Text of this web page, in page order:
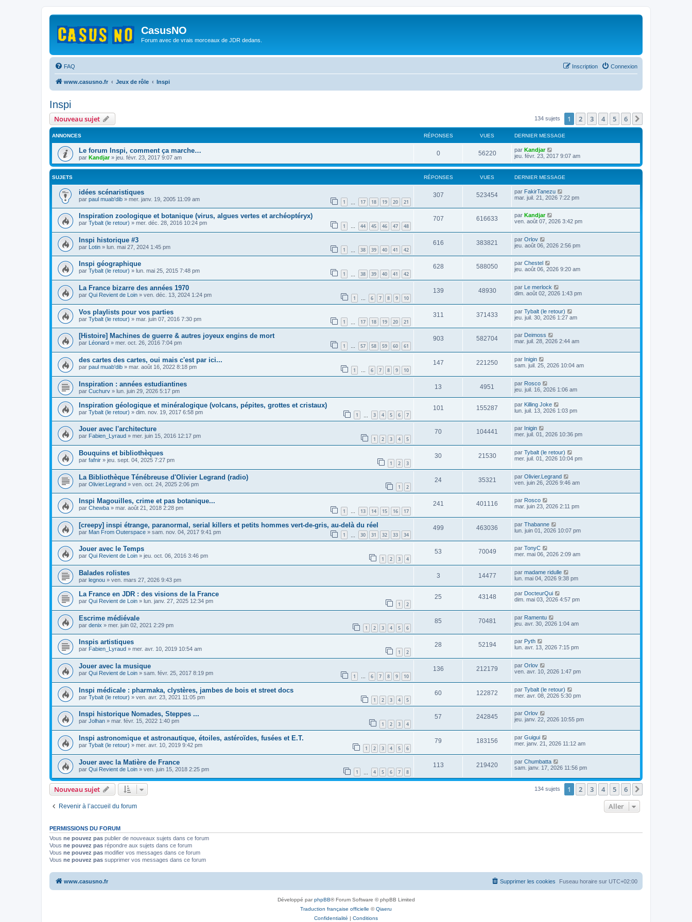
CasusNO
Forum avec de vrais morceaux de JDR dedans.
FAQ Connexion
Inscription
www.casusno.fr Jeux de rôle Inspi
Inspi
Nouveau sujet 134 sujets 1 2 3 4 5 6
ANNONCES RÉPONSES VUES DERNIER MESSAGE
Le forum Inspi, comment ça marche…
par Kandjar» jeu. févr. 23, 2017 9:07 am
0 56220 par Kandjar
jeu. févr. 23, 2017 9:07 am
SUJETS RÉPONSES VUES DERNIER MESSAGE
idées scénaristiques
par paul muab'dib » mer. janv. 19, 2005 11:09 am 1 17 18 19 20 21
307 523454 par FakirTanezu
mar. juil. 21, 2026 7:22 pm
Inspiration zoologique et botanique (virus, algues vertes et archéoptéryx)
par Tybalt (le retour) » mer. déc. 28, 2016 10:24 pm 1 … 44 45 46 47 48
707 616633 par Kandjar
ven. août 07, 2026 3:42 pm
Inspi historique #3
par Lotin » lun. mai 27, 2024 1:45 pm 1 38 39 40 41 42
616 383821 par Orlov
jeu. août 06, 2026 2:56 pm
Inspi géographique
par Tybalt (le retour) » lun. mai 25, 2015 7:48 pm 1 38 39 40 41 42
628 588050 par Chestel
jeu. août 06, 2026 9:20 am
La France bizarre des années 1970
par Qui Revient de Loin » ven. déc. 13, 2024 1:24 pm 1 … 6 7 8 9 10
139 48930 par Le merlock
dim. août 02, 2026 1:43 pm
Vos playlists pour vos parties
par Tybalt (le retour) » mar. juin 07, 2016 7:30 pm 1 17 18 19 20 21
311 371433 par Tybalt (le retour)
jeu. juil. 30, 2026 1:27 am
[Histoire] Machines de guerre & autres joyeux engins de mort
par Léonard » mer. oct. 26, 2016 7:04 pm 1 … 57 58 59 60 61
903 582704 par Deimoss
mar. juil. 28, 2026 2:44 am
des cartes des cartes, oui mais c'est par ici...
par paul muab'dib » mar. août 16, 2022 8:18 pm 1 … 6 7 8 9 10
147 221250 par Inigin
sam. juil. 25, 2026 10:04 am
Inspiration : années estudiantines
par Cuchurv » lun. juin 29, 2026 5:17 pm
13 4951 par Rosco
jeu. juil. 16, 2026 1:06 am
Inspiration géologique et minéralogique (volcans, pépites, grottes et cristaux)
par Tybalt (le retour) » dim. nov. 19, 2017 6:58 pm 1 3 4 5 6 7
101 155287 par Killing Joke
lun. juil. 13, 2026 1:03 pm
Jouer avec l'architecture
par Fabien_Lyraud » mer. juin 15, 2016 12:17 pm 1 2 3 4 5
70 104441 par Inigin
mer. juil. 01, 2026 10:36 pm
Bouquins et bibliothèques
par fafnir » jeu. sept. 04, 2025 7:27 pm 1 2 3
30 21530 par Tybalt (le retour)
mer. juil. 01, 2026 10:04 pm
La Bibliothèque Ténébreuse d'Olivier Legrand (radio)
par Olivier.Legrand » ven. oct. 24, 2025 2:06 pm 1 2
24 35321 par Olivier.Legrand
ven. juin 26, 2026 9:46 am
Inspi Magouilles, crime et pas botanique...
par Chewba » mar. août 21, 2018 2:28 pm 1 … 13 14 15 16 17
241 401116 par Rosco
mar. juin 23, 2026 2:11 pm
[creepy] inspi étrange, paranormal, serial killers et petits hommes vert-de-gris, au-delà du réel
par Man From Outerspace » sam. nov. 04, 2017 9:41 pm 1 30 31 32 33 34
499 463036 par Thabanne
lun. juin 01, 2026 10:07 pm
Jouer avec le Temps
par Qui Revient de Loin » jeu. oct. 06, 2016 3:46 pm 1 2 3 4
53 70049 par TonyC
mer. mai 06, 2026 2:09 am
Balades rolistes
par legnou » ven. mars 27, 2026 9:43 pm
3 14477 par madame ridulle
lun. mai 04, 2026 9:38 pm
La France en JDR : des visions de la France
par Qui Revient de Loin » lun. janv. 27, 2025 12:34 pm 1 2
25 43148 par DocteurQui
dim. mai 03, 2026 4:57 pm
Escrime médiévale
par denix » mer. juin 02, 2021 2:29 pm 1 2 3 4 5 6
85 70481 par Ramentu
jeu. avr. 30, 2026 1:04 am
Inspis artistiques
par Fabien_Lyraud » mer. avr. 10, 2019 10:54 am 1 2
28 52194 par Pyth
lun. avr. 13, 2026 7:15 pm
Jouer avec la musique
par Qui Revient de Loin » sam. févr. 25, 2017 8:19 pm 1 … 6 7 8 9 10
136 212179 par Orlov
ven. avr. 10, 2026 1:47 pm
Inspi médicale : pharmaka, clystères, jambes de bois et street docs
par Tybalt (le retour) » ven. avr. 23, 2021 11:05 pm 1 2 3 4 5
60 122872 par Tybalt (le retour)
mer. avr. 08, 2026 5:30 pm
Inspi historique Nomades, Steppes ...
par Jolhan » mar. févr. 15, 2022 1:40 pm 1 2 3 4
57 242845 par Orlov
jeu. janv. 22, 2026 10:55 pm
Inspi astronomique et astronautique, étoiles, astéroïdes, fusées et E.T.
par Tybalt (le retour) » mer. avr. 10, 2019 9:42 pm 1 2 3 4 5 6
79 183156 par Guigui
mer. janv. 21, 2026 11:12 am
Jouer avec la Matière de France
par Qui Revient de Loin » ven. juin 15, 2018 2:25 pm 1 4 5 6 7 8
113 219420 par Chumbatta
sam. janv. 17, 2026 11:56 pm
Nouveau sujet 134 sujets 1 2 3 4 5 6
Revenir à l’accueil du forum Aller
PERMISSIONS DU FORUM
Vous ne pouvez pas publier de nouveaux sujets dans ce forum
Vous ne pouvez pas répondre aux sujets dans ce forum
Vous ne pouvez pas modifier vos messages dans ce forum
Vous ne pouvez pas supprimer vos messages dans ce forum
www.casusno.fr Fuseau horaire sur UTC+02:00
Supprimer les cookies
Développé parphpBB® Forum Software © phpBB Limited
Traduction française officielle ©Qiaeru
Confidentialité | Conditions